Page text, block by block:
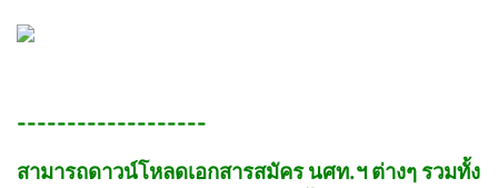
-------------------
สามารถดาวน์โหลดเอกสารสมัคร นศท.ฯ ต่างๆ รวมทั้ง